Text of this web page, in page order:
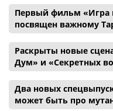
Первый фильм «Игра
посвящен важному
Раскрыты новые
Дум» и «Секретных
Два новых
может быть про